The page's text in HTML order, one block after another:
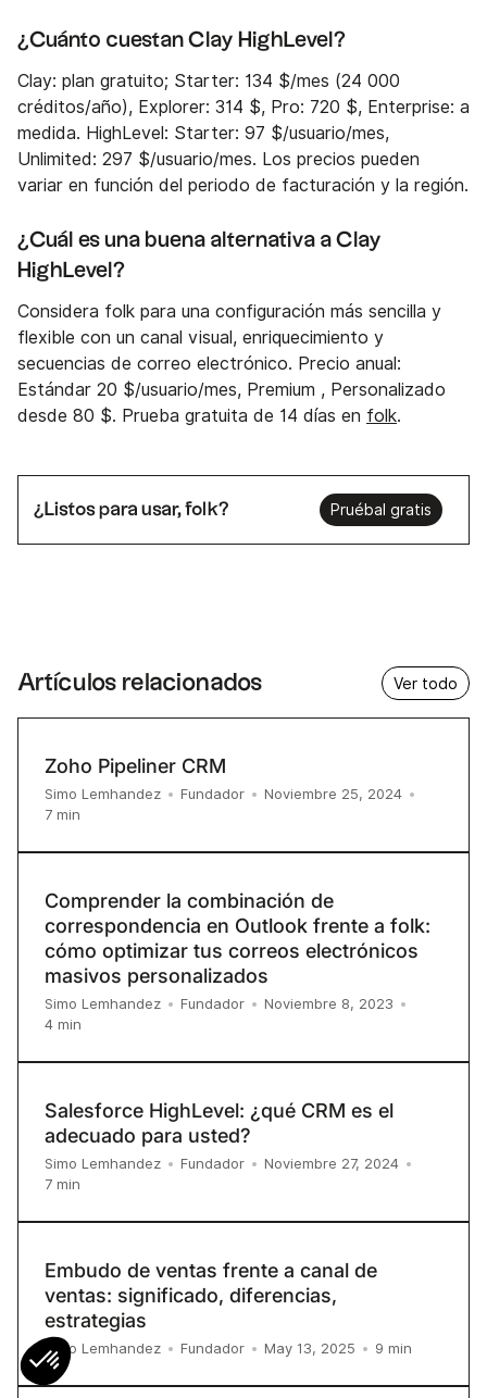
¿Cuánto cuestan Clay HighLevel?
Clay: plan gratuito; Starter: 134 $/mes (24 000
créditos/año), Explorer: 314 $, Pro: 720 $, Enterprise: a
medida. HighLevel: Starter: 97 $/usuario/mes,
Unlimited: 297 $/usuario/mes. Los precios pueden
variar en función del periodo de facturación y la región.
¿Cuál es una buena alternativa a Clay
HighLevel?
Considera folk para una configuración más sencilla y
flexible con un canal visual, enriquecimiento y
secuencias de correo electrónico. Precio anual:
Estándar 20 $/usuario/mes, Premium , Personalizado
desde 80 $. Prueba gratuita de 14 días en folk.
¿Listos para usar, folk? Pruébal gratis
Artículos relacionados Ver todo
Zoho Pipeliner CRM
Simo Lemhandez • Fundador • Noviembre 25, 2024 •
7 min
Comprender la combinación de
correspondencia en Outlook frente a folk:
cómo optimizar tus correos electrónicos
masivos personalizados
Simo Lemhandez • Fundador • Noviembre 8, 2023 •
4 min
Salesforce HighLevel: ¿qué CRM es el
adecuado para usted?
Simo Lemhandez • Fundador • Noviembre 27, 2024 •
7 min
Embudo de ventas frente a canal de
ventas: significado, diferencias,
estrategias
Simo Lemhandez • Fundador • May 13, 2025 • 9 min